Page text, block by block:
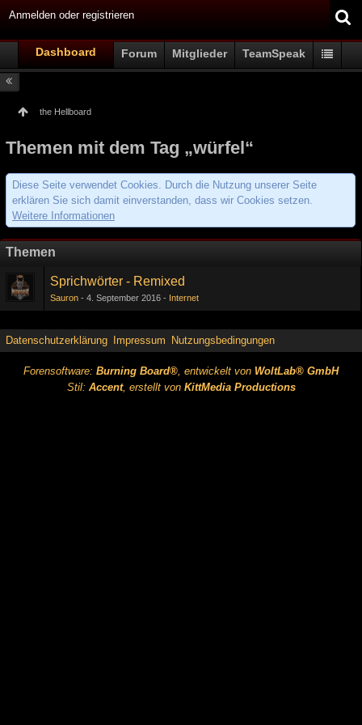
Anmelden oder registrieren
Dashboard Forum Mitglieder TeamSpeak
the Hellboard
Themen mit dem Tag „würfel“
Diese Seite verwendet Cookies. Durch die Nutzung unserer Seite
erklären Sie sich damit einverstanden, dass wir Cookies setzen.
Weitere Informationen
Themen
Sprichwörter - Remixed
Sauron 4. September 2016 Internet
Datenschutzerklärung Impressum Nutzungsbedingungen
Forensoftware: Burning Board®, entwickelt von WoltLab® GmbH
Stil: Accent, erstellt von KittMedia Productions